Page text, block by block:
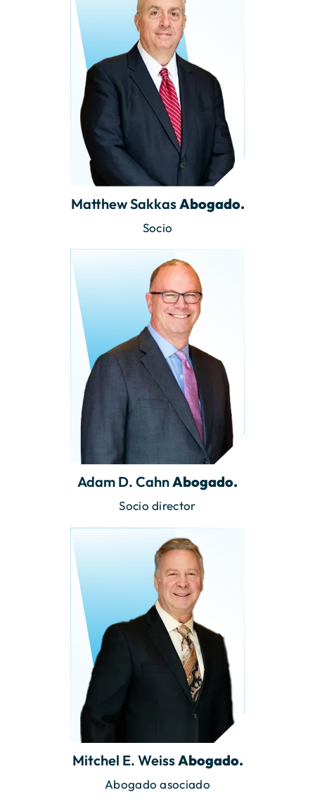
Matthew SakkasAbogado.
Socio
Adam D. CahnAbogado.
Socio director
Mitchel E. WeissAbogado.
Abogado asociado